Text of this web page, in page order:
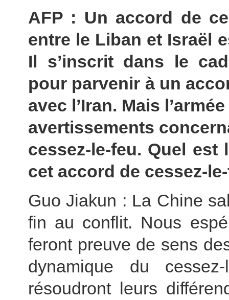
AFP : Un accord de
entre le Liban et Israël
Il s’inscrit dans le
pour parvenir à un
avec l’Iran. Mais
avertissements
cessez-le-feu. Quel
cet accord de cessez-
Guo Jiakun : La Chine
fin au conflit. Nous
feront preuve de sens
dynamique du
résoudront leurs